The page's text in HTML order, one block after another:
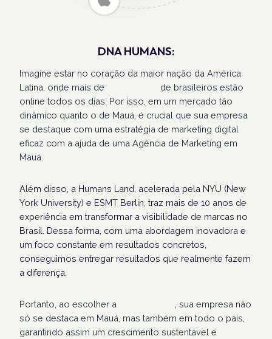
DNA HUMANS:
Imagine estar no coração da maior nação da América
Latina, onde mais de
de brasileiros estão
online todos os dias. Por isso, em um mercado tão
dinâmico quanto o de Mauá, é crucial que sua empresa
se destaque com uma estratégia de marketing digital
eficaz com a ajuda de uma Agência de Marketing em
Mauá.
Além disso, a Humans Land, acelerada pela NYU (New
York University) e ESMT Berlin, traz mais de 10 anos de
experiência em transformar a visibilidade de marcas no
Brasil. Dessa forma, com uma abordagem inovadora e
um foco constante em resultados concretos,
conseguimos entregar resultados que realmente fazem
a diferença.
Portanto, ao escolher a
, sua empresa não
só se destaca em Mauá, mas também em todo o país,
garantindo assim um crescimento sustentável e